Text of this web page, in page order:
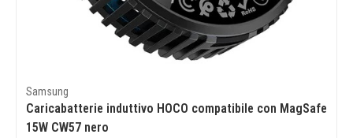
Samsung
Caricabatterie induttivo HOCO compatibile con MagSafe
15W CW57 nero